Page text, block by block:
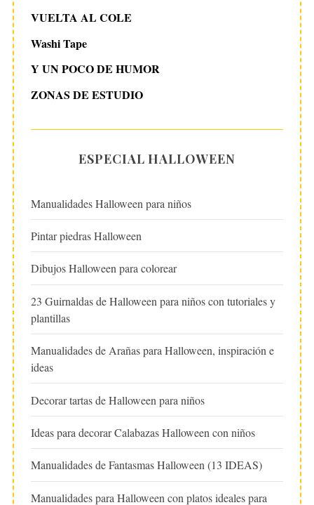
VUELTA AL COLE
Washi Tape
Y UN POCO DE HUMOR
ZONAS DE ESTUDIO
ESPECIAL HALLOWEEN
Manualidades Halloween para niños
Pintar piedras Halloween
Dibujos Halloween para colorear
23 Guirnaldas de Halloween para niños con tutoriales y
plantillas
Manualidades de Arañas para Halloween, inspiración e
ideas
Decorar tartas de Halloween para niños
Ideas para decorar Calabazas Halloween con niños
Manualidades de Fantasmas Halloween (13 IDEAS)
Manualidades para Halloween con platos ideales para